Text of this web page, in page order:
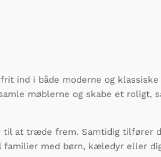
ind i både moderne og klassiske
møblerne og skabe et roligt,
til at træde frem. Samtidig tilfører
med børn, kæledyr eller